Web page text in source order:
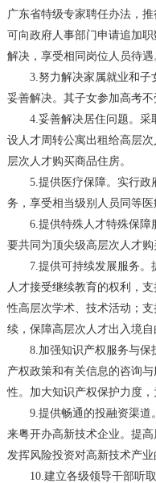
广东省特级专家聘任办法，
可向政府人事部门申请追加
解决，享受相同岗位人员待遇
3.努力解决家属就业和子女
妥善解决。其子女参加高考
4.妥善解决居住问题。采取
设人才周转公寓出租给高层
层次人才购买商品住房。
5.提供医疗保障。实行政府
务，享受相当级别人员同等
6.提供特殊人才特殊保障服
要共同为顶尖级高层次人才
7.提供可持续发展服务。抓
人才接受继续教育的权利，
性高层次学术、技术活动；
续，保障高层次人才出入境自
8.加强知识产权服务与保护
产权政策和有关信息的咨询
性。加大知识产权保护力度
9.提供畅通的投融资渠道。
来粤开办高新技术企业。提
发挥风险投资对高新技术产
10.建立各级领导干部听取